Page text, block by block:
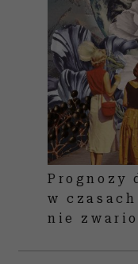
Prognozy
w
nie